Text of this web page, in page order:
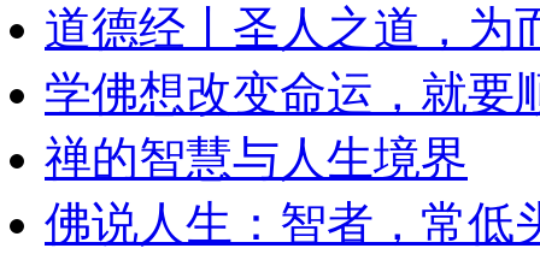
道德经丨圣人之道，为
学佛想改变命运，就要
禅的智慧与人生境界
佛说人生：智者，常低